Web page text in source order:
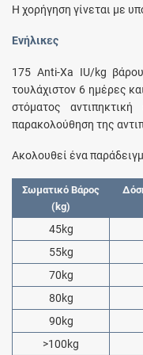
Η χορήγηση γίνεται με
Ενήλικες
175 Anti-Xa IU/kg
τουλάχιστον 6 ημέρες
στόματος
παρακολούθηση της
Ακολουθεί ένα
Σωματικό Βάρος
(kg)
45kg
55kg
70kg
80kg
90kg
>100kg